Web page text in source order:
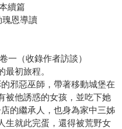
續篇
瑰恩導讀
一（收錄作者訪談）
初旅程。
邪惡巫師，帶著移動城堡在
被他誘惑的女孩，並吃下她
的繼承人，也身為家中三姊
生就此完蛋，還得被荒野女